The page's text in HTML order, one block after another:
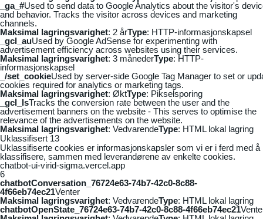
_ga_#Used to send data to Google Analytics about the visitor's
and behavior. Tracks the visitor across devices and marketing
channels.
Maksimal lagringsvarighet: 2 årType: HTTP-informasjonskapsel
_gcl_auUsed by Google AdSense for experimenting with
advertisement efficiency across websites using their services.
Maksimal lagringsvarighet: 3 månederType: HTTP-
informasjonskapsel
_/set_cookieUsed by server-side Google Tag Manager to set or
cookies required for analytics or marketing tags.
Maksimal lagringsvarighet: ØktType: Pikselsporing
_gcl_lsTracks the conversion rate between the user and the
advertisement banners on the website - This serves to optimise the
relevance of the advertisements on the website.
Maksimal lagringsvarighet: VedvarendeType: HTML lokal lagring
Uklassifisert 13
Uklassifiserte cookies er informasjonskapsler som vi er i ferd med å
klassifisere, sammen med leverandørene av enkelte cookies.
chatbot-ui-virid-sigma.vercel.app
6
chatbotConversation_76724e63-74b7-42c0-8c88-
4f66eb74ec21Venter
Maksimal lagringsvarighet: VedvarendeType: HTML lokal lagring
chatbotOpenState_76724e63-74b7-42c0-8c88-4f66eb74ec21